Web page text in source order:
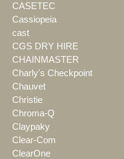
CASETEC
Cassiopeia
cast
CGS DRY HIRE
CHAINMASTER
Charly's Checkpoint
Chauvet
Christie
Chroma-Q
Claypaky
Clear-Com
ClearOne